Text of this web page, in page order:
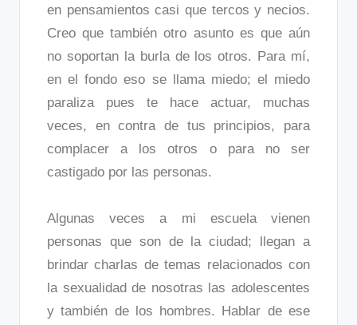
en pensamientos casi que tercos y necios.
Creo que también otro asunto es que aún
no soportan la burla de los otros. Para mí,
en el fondo eso se llama miedo; el miedo
paraliza pues te hace actuar, muchas
veces, en contra de tus principios, para
complacer a los otros o para no ser
castigado por las personas.
Algunas veces a mi escuela vienen
personas que son de la ciudad; llegan a
brindar charlas de temas relacionados con
la sexualidad de nosotras las adolescentes
y también de los hombres. Hablar de ese